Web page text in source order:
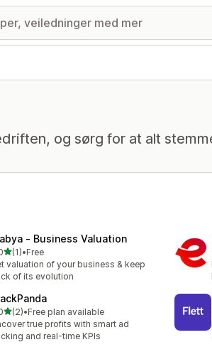
og sørg for at alt
‑ Business Valuation
av 5 stjerner
(1)
1 omtaler
•Free
valuation of your business & keep
of its evolution
av 5 stjerner
(2)2 omtaler
•Free plan available
true profits with smart ad
and real-time KPIs